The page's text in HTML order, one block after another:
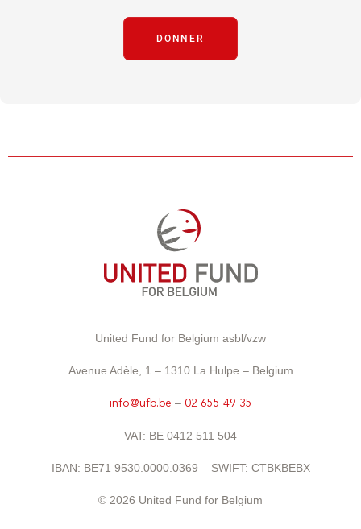
DONNER
United Fund for Belgium asbl/vzw
Avenue Adèle, 1 – 1310 La Hulpe – Belgium
info@ufb.be – 02 655 49 35
VAT: BE 0412 511 504
IBAN: BE71 9530.0000.0369 – SWIFT: CTBKBEBX
© 2026 United Fund for Belgium